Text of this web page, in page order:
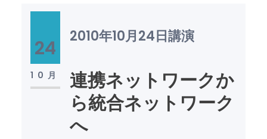
24
10月
2010年10月24日講演
連携ネットワークか
ら統合ネットワーク
へ